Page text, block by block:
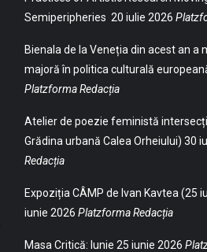
Semiperipheries 20 iulie 2026
Bienala de la Veneția din acest an a
majoră în politica culturală
Platzforma Redacția
Atelier de poezie feministă
Grădina urbană Calea Orheiului) 30
Redacția
Expoziția CÂMP de Ivan Kavtea (25
iunie 2026 Platzforma Redacția
Masa Critică: Iunie 25 iunie 2026